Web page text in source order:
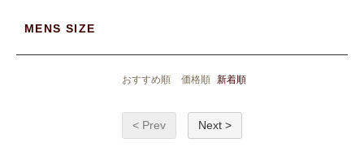
MENS SIZE
おすすめ順 価格順 新着順
< Prev Next >